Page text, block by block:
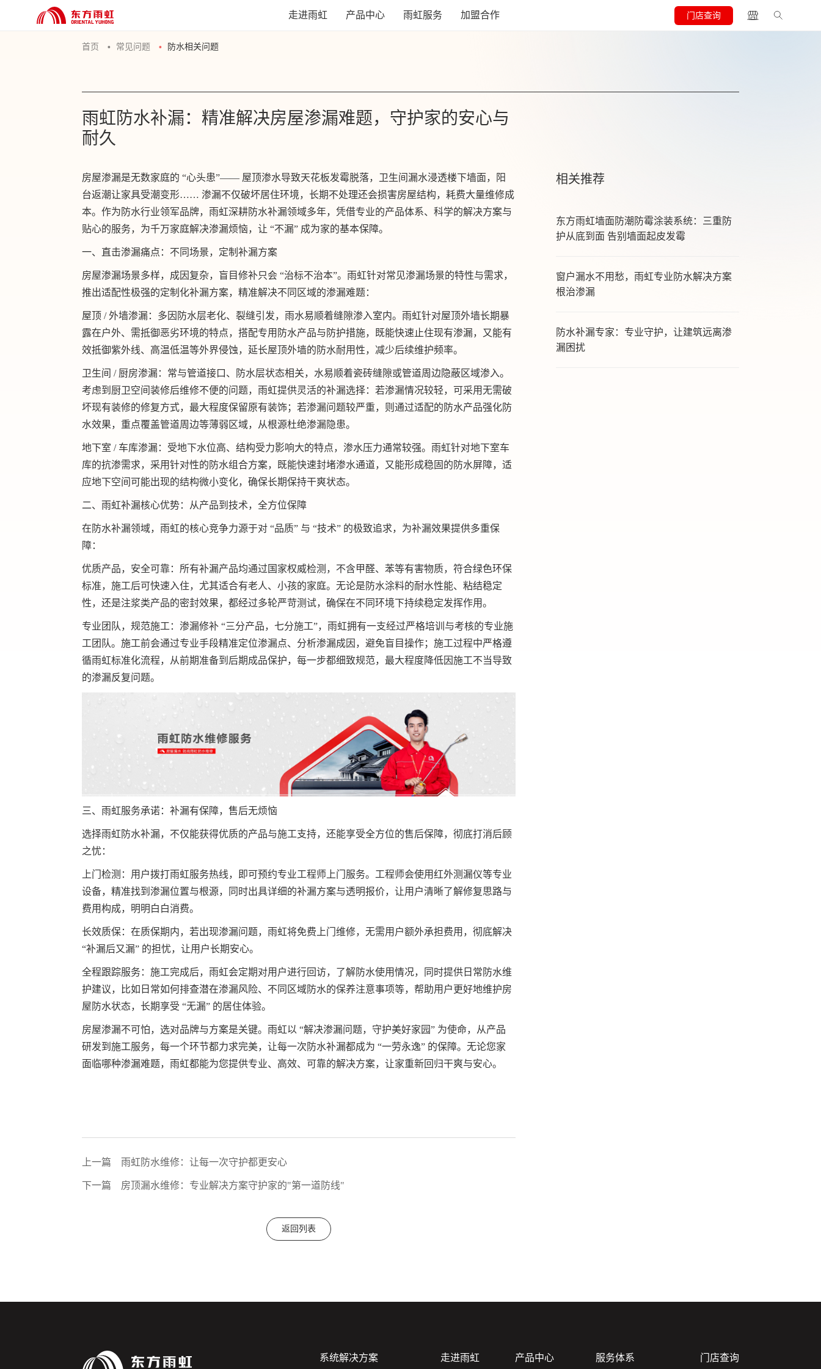
走进雨虹 产品中心 雨虹服务 加盟合作 门店查询
首页 常见问题 防水相关问题
雨虹防水补漏：精准解决房屋渗漏难题，守护家的安心与
耐久
房屋渗漏是无数家庭的 “心头患”—— 屋顶渗水导致天花板发霉脱落，卫生间漏水浸透楼下墙面，阳
台返潮让家具受潮变形…… 渗漏不仅破坏居住环境，长期不处理还会损害房屋结构，耗费大量维修成
本。作为防水行业领军品牌，雨虹深耕防水补漏领域多年，凭借专业的产品体系、科学的解决方案与
贴心的服务，为千万家庭解决渗漏烦恼，让 “不漏” 成为家的基本保障。
一、直击渗漏痛点：不同场景，定制补漏方案
房屋渗漏场景多样，成因复杂，盲目修补只会 “治标不治本”。雨虹针对常见渗漏场景的特性与需求，
推出适配性极强的定制化补漏方案，精准解决不同区域的渗漏难题：
屋顶 / 外墙渗漏：多因防水层老化、裂缝引发，雨水易顺着缝隙渗入室内。雨虹针对屋顶外墙长期暴
露在户外、需抵御恶劣环境的特点，搭配专用防水产品与防护措施，既能快速止住现有渗漏，又能有
效抵御紫外线、高温低温等外界侵蚀，延长屋顶外墙的防水耐用性，减少后续维护频率。
卫生间 / 厨房渗漏：常与管道接口、防水层状态相关，水易顺着瓷砖缝隙或管道周边隐蔽区域渗入。
考虑到厨卫空间装修后维修不便的问题，雨虹提供灵活的补漏选择：若渗漏情况较轻，可采用无需破
坏现有装修的修复方式，最大程度保留原有装饰；若渗漏问题较严重，则通过适配的防水产品强化防
水效果，重点覆盖管道周边等薄弱区域，从根源杜绝渗漏隐患。
地下室 / 车库渗漏：受地下水位高、结构受力影响大的特点，渗水压力通常较强。雨虹针对地下室车
库的抗渗需求，采用针对性的防水组合方案，既能快速封堵渗水通道，又能形成稳固的防水屏障，适
应地下空间可能出现的结构微小变化，确保长期保持干爽状态。
二、雨虹补漏核心优势：从产品到技术，全方位保障
在防水补漏领域，雨虹的核心竞争力源于对 “品质” 与 “技术” 的极致追求，为补漏效果提供多重保
障：
优质产品，安全可靠：所有补漏产品均通过国家权威检测，不含甲醛、苯等有害物质，符合绿色环保
标准，施工后可快速入住，尤其适合有老人、小孩的家庭。无论是防水涂料的耐水性能、粘结稳定
性，还是注浆类产品的密封效果，都经过多轮严苛测试，确保在不同环境下持续稳定发挥作用。
专业团队，规范施工：渗漏修补 “三分产品，七分施工”，雨虹拥有一支经过严格培训与考核的专业施
工团队。施工前会通过专业手段精准定位渗漏点、分析渗漏成因，避免盲目操作；施工过程中严格遵
循雨虹标准化流程，从前期准备到后期成品保护，每一步都细致规范，最大程度降低因施工不当导致
的渗漏反复问题。
三、雨虹服务承诺：补漏有保障，售后无烦恼
选择雨虹防水补漏，不仅能获得优质的产品与施工支持，还能享受全方位的售后保障，彻底打消后顾
之忧：
上门检测：用户拨打雨虹服务热线，即可预约专业工程师上门服务。工程师会使用红外测漏仪等专业
设备，精准找到渗漏位置与根源，同时出具详细的补漏方案与透明报价，让用户清晰了解修复思路与
费用构成，明明白白消费。
长效质保：在质保期内，若出现渗漏问题，雨虹将免费上门维修，无需用户额外承担费用，彻底解决
“补漏后又漏” 的担忧，让用户长期安心。
全程跟踪服务：施工完成后，雨虹会定期对用户进行回访，了解防水使用情况，同时提供日常防水维
护建议，比如日常如何排查潜在渗漏风险、不同区域防水的保养注意事项等，帮助用户更好地维护房
屋防水状态，长期享受 “无漏” 的居住体验。
房屋渗漏不可怕，选对品牌与方案是关键。雨虹以 “解决渗漏问题，守护美好家园” 为使命，从产品
研发到施工服务，每一个环节都力求完美，让每一次防水补漏都成为 “一劳永逸” 的保障。无论您家
面临哪种渗漏难题，雨虹都能为您提供专业、高效、可靠的解决方案，让家重新回归干爽与安心。
上一篇 ​雨虹防水维修：让每一次守护都更安心
下一篇 房顶漏水维修：专业解决方案守护家的"第一道防线"
返回列表
相关推荐
东方雨虹墙面防潮防霉涂装系统：三重防
护从底到面 告别墙面起皮发霉
窗户漏水不用愁，雨虹专业防水解决方案
根治渗漏
防水补漏专家：专业守护，让建筑远离渗
漏困扰
系统解决方案 走进雨虹 产品中心 服务体系 门店查询